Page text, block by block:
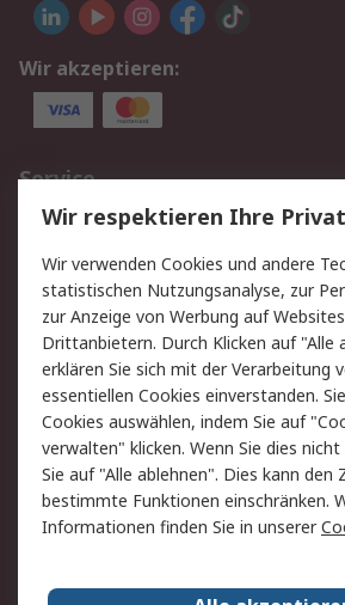
Wir akzeptieren:
Service
Value Added Services
Rücksendungen
Hilfe
Rechtliches
AGB
Cookie-Richtlinie
Copyright/Impressum
Über RS
Wir respektieren Ihre
Wir verwenden Cookies und andere
statistischen Nutzungsanalyse, zur
zur Anzeige von Werbung auf
Drittanbietern. Durch Klicken auf "Alle
erklären Sie sich mit der Verarbeitung
essentiellen Cookies einverstanden.
Cookies auswählen, indem Sie auf
verwalten" klicken. Wenn Sie dies
Sie auf "Alle ablehnen". Dies kann den
bestimmte Funktionen einschränken.
Informationen finden Sie in unserer